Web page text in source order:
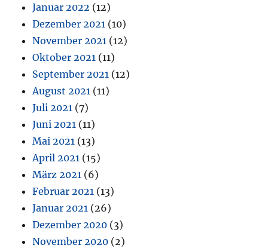
Januar 2022 (12)
Dezember 2021 (10)
November 2021 (12)
Oktober 2021 (11)
September 2021 (12)
August 2021 (11)
Juli 2021 (7)
Juni 2021 (11)
Mai 2021 (13)
April 2021 (15)
März 2021 (6)
Februar 2021 (13)
Januar 2021 (26)
Dezember 2020 (3)
November 2020 (2)